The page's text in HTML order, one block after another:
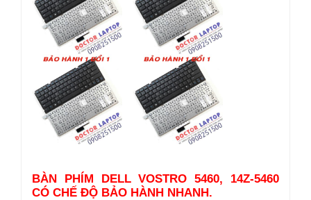
BÀN PHÍM DELL VOSTRO 5460, 14Z-5460
CÓ CHẾ ĐỘ BẢO HÀNH NHANH.